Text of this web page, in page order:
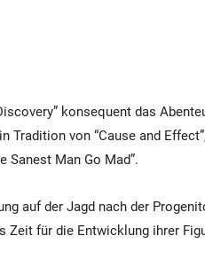
konsequent das
von “Cause and
Sanest Man Go Mad”.
auf der Jagd nach der
Zeit für die Entwicklung ihrer